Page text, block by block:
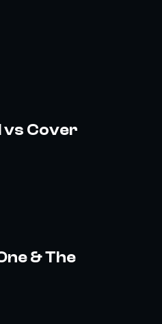
vs Cover
& The